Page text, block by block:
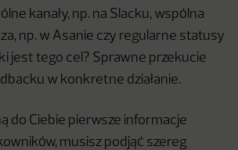
kanały, np. na Slacku, wspólna
np. w Asanie czy regularne statusy
jest tego cel? Sprawne przekucie
w konkretne działanie.
do Ciebie pierwsze informacje
musisz podjąć szereg